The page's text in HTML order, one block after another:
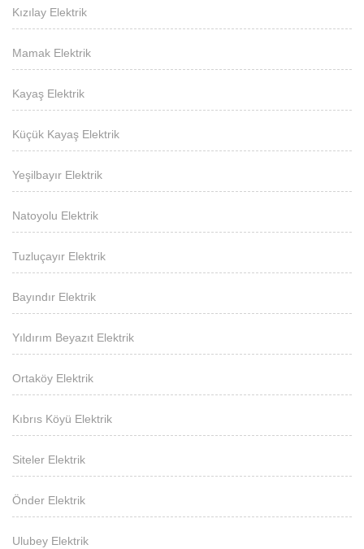
Kızılay Elektrik
Mamak Elektrik
Kayaş Elektrik
Küçük Kayaş Elektrik
Yeşilbayır Elektrik
Natoyolu Elektrik
Tuzluçayır Elektrik
Bayındır Elektrik
Yıldırım Beyazıt Elektrik
Ortaköy Elektrik
Kıbrıs Köyü Elektrik
Siteler Elektrik
Önder Elektrik
Ulubey Elektrik